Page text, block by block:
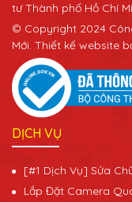
tư Thành phố Hồ Chí
© Copyright 2024
Mới. Thiết kế website
DỊCH VỤ
[#1 Dịch Vụ] Sửa
Lắp Đặt Camera